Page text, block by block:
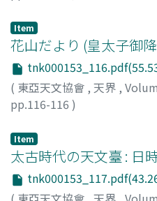
Item
花山だより (皇太子御
( 東亞天文協會 , 天界 ,
pp.116-116 )
Item
太古時代の天文臺 : 日